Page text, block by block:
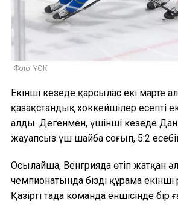
Фото: ҰОК
Екінші кезеңде қарсылас екі мәрте
қазақстандық хоккейшілер есепті
алды. Дегенмен, үшінші кезеңде
жауапсыз үш шайба соғып, 5:2
Осылайша, Венгрияда өтіп жатқан
чемпионатында біздің құрама екінші
Қазіргі таңда команда еншісінде бір